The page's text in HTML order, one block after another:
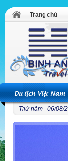
Trang chủ
Du lịch Việt Nam
Thứ năm - 06/08/